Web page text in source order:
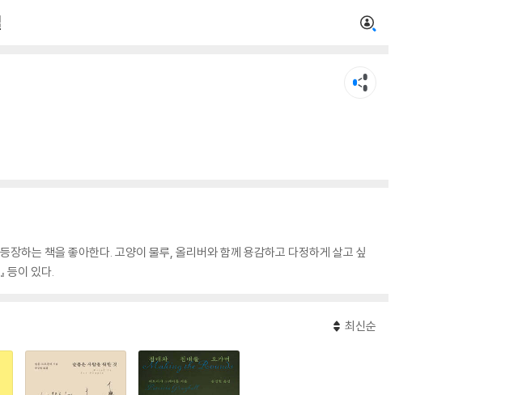
하는 책을 좋아한다. 고양이 물루, 올리버와 함께 용감하고 다정하게 살고 싶
등이 있다.
최신순